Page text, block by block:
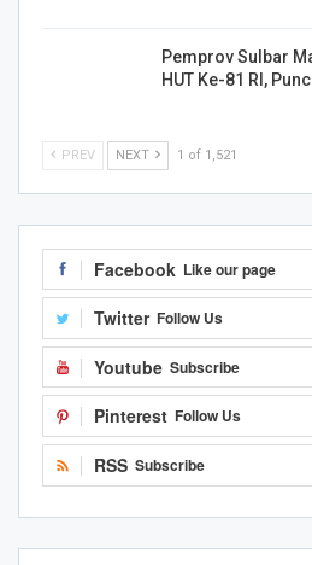
Pemprov Sulbar
HUT Ke-81 RI,
PREV NEXT 1 of 1,521
Facebook Like our page
Twitter Follow Us
Youtube Subscribe
Pinterest Follow Us
RSS Subscribe